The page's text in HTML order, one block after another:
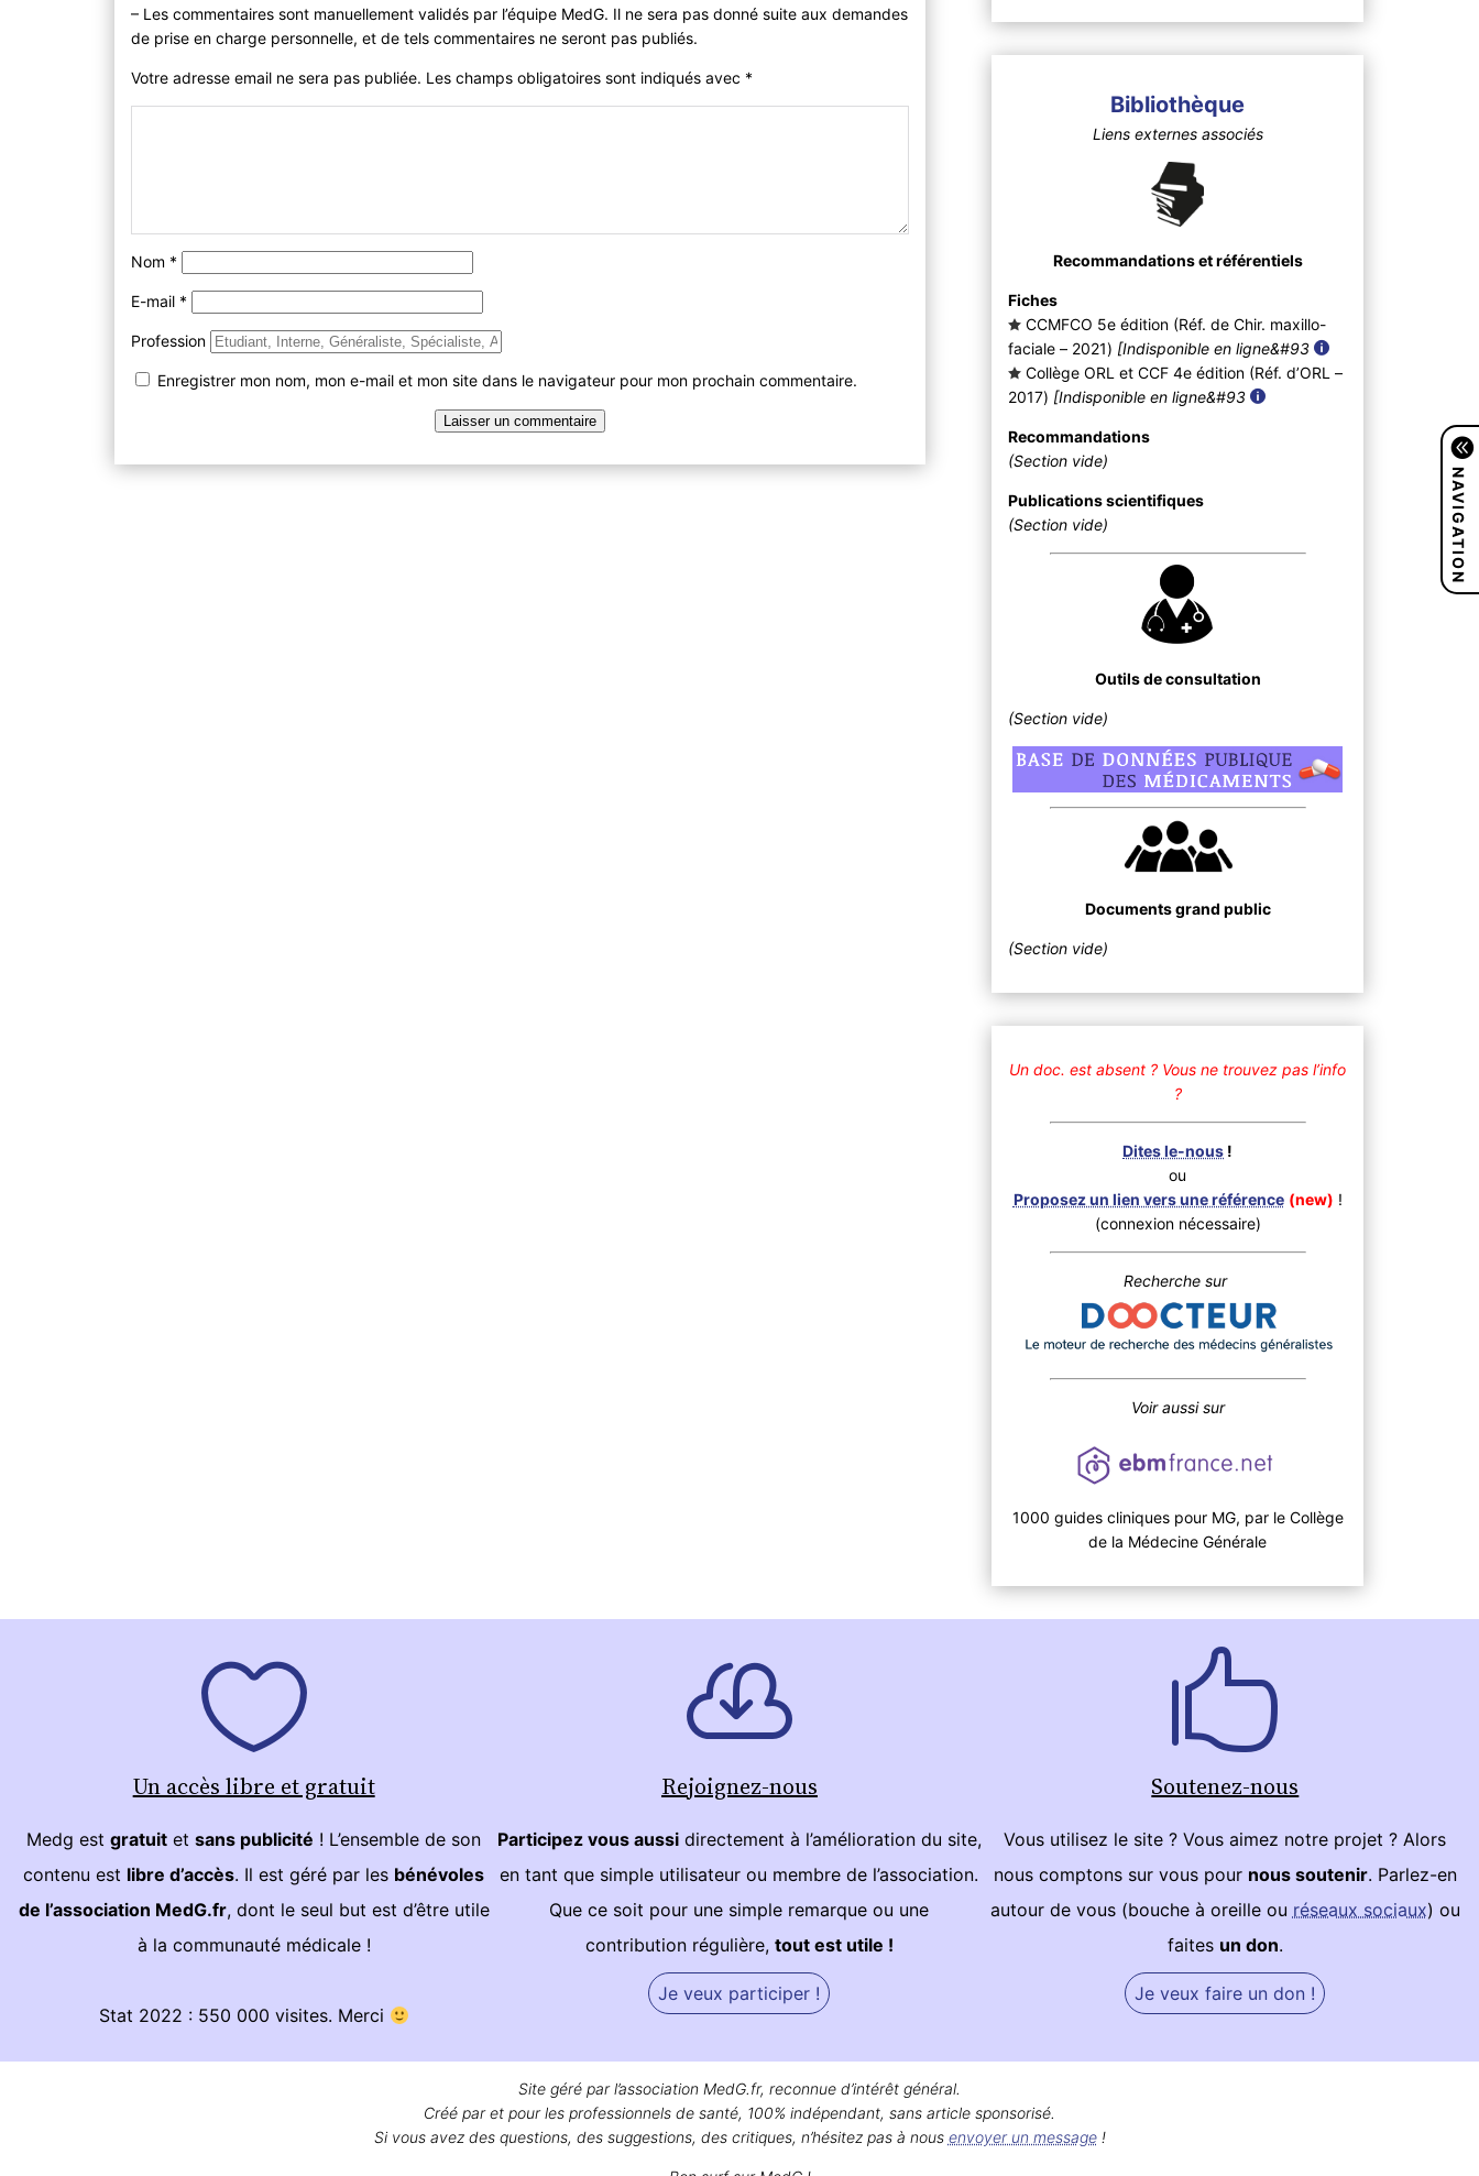
– Les commentaires sont manuellement validés par l’équipe MedG. Il ne sera pas donné suite aux demandes
de prise en charge personnelle, et de tels commentaires ne seront pas publiés.
Votre adresse email ne sera pas publiée. Les champs obligatoires sont indiqués avec *
Nom *
E-mail *
Profession
Enregistrer mon nom, mon e-mail et mon site dans le navigateur pour mon prochain commentaire.
Bibliothèque
Liens externes associés
Recommandations et référentiels
Fiches
CCMFCO 5e édition (Réf. de Chir. maxillo-
faciale – 2021) [Indisponible en ligne&#93
Collège ORL et CCF 4e édition (Réf. d’ORL –
2017) [Indisponible en ligne&#93
Recommandations
(Section vide)
Publications scientifiques
(Section vide)
Outils de consultation
(Section vide)
Documents grand public
(Section vide)
Un doc. est absent ? Vous ne trouvez pas l’info
?
Dites le-nous !
ou
Proposez un lien vers une référence (new) !
(connexion nécessaire)
Recherche sur
Voir aussi sur
1000 guides cliniques pour MG, par le Collège
de la Médecine Générale
NAVIGATION
Un accès libre et gratuit
Medg estgratuit etsans publicité ! L’ensemble de son
contenu est libre d’accès. Il est géré par les bénévoles
de l’association MedG.fr, dont le seul but est d’être utile
à la communauté médicale !
Stat 2022 : 550 000 visites. Merci
Rejoignez-nous
Participez vous aussidirectement à l’amélioration du site,
en tant que simple utilisateur ou membre de l’association.
Que ce soit pour une simple remarque ou une
contribution régulière, tout est utile !
Je veux participer !
Soutenez-nous
Vous utilisez le site ? Vous aimez notre projet ? Alors
nous comptons sur vous pour nous soutenir. Parlez-en
autour de vous (bouche à oreille ou réseaux sociaux) ou
faites un don.
Je veux faire un don !
Site géré par l’association MedG.fr, reconnue d’intérêt général.
Créé par et pour les professionnels de santé, 100% indépendant, sans article sponsorisé.
Si vous avez des questions, des suggestions, des critiques, n’hésitez pas à nous envoyer un message!